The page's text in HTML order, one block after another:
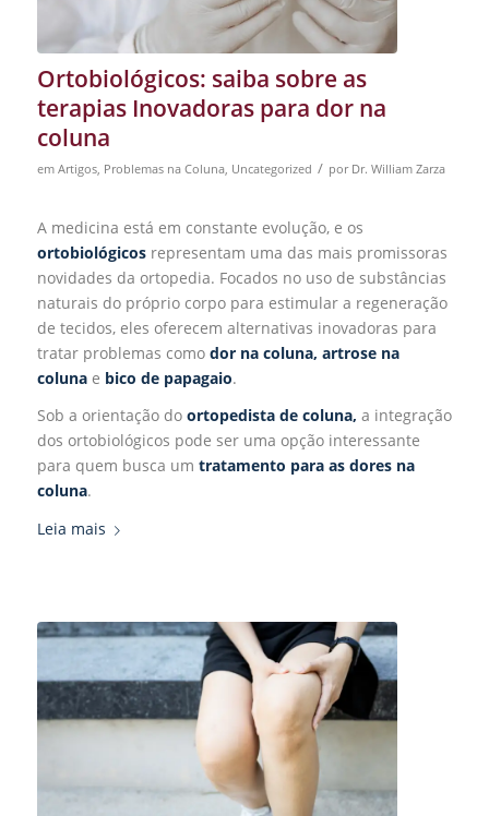
Ortobiológicos: saiba sobre as
terapias Inovadoras para dor na
coluna
em Artigos, Problemas na Coluna, Uncategorized / por Dr. William Zarza
A medicina está em constante evolução, e os
ortobiológicos representam uma das mais promissoras
novidades da ortopedia. Focados no uso de substâncias
naturais do próprio corpo para estimular a regeneração
de tecidos, eles oferecem alternativas inovadoras para
tratar problemas como dor na coluna, artrosena
colunae bico de papagaio.
Sob a orientação do ortopedista de coluna, a integração
dos ortobiológicos pode ser uma opção interessante
para quem busca um tratamento para as dores na
coluna.
Leia mais